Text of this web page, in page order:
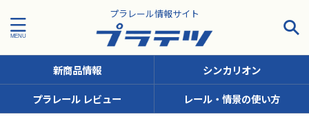
プラレール情報サイト
新商品情報
シンカリオン
プラレール レビュー
レール・情景の使い方